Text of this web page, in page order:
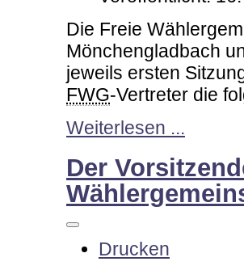
Die Freie
Mönchengladbach
jeweils ersten
FWG-Vertreter die
Weiterlesen ...
Der
Drucken